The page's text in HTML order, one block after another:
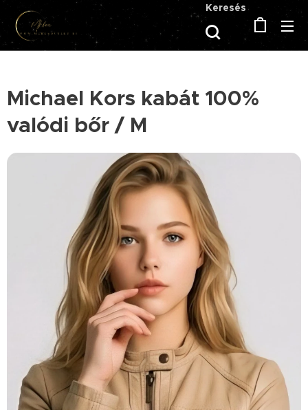
Keresés
Michael Kors kabát 100%
valódi bőr / M